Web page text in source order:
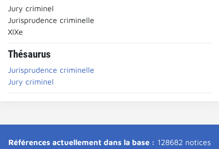
Jury criminel
Jurisprudence criminelle
XIXe
Thésaurus
Jurisprudence criminelle
Jury criminel
Références actuellement dans la base : 128682 notices